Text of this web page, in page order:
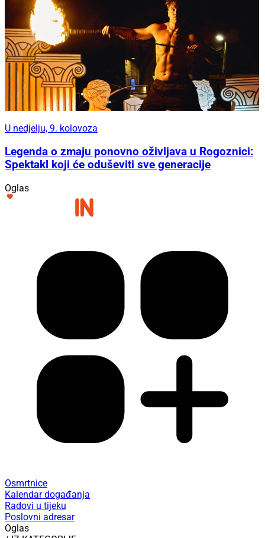
U nedjelju, 9. kolovoza
Legenda o zmaju ponovno oživljava u Rogoznici:
Spektakl koji će oduševiti sve generacije
Oglas
Osmrtnice
Kalendar događanja
Radovi u tijeku
Poslovni adresar
Oglas